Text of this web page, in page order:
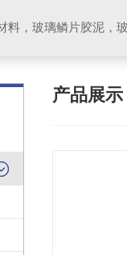
产品展示